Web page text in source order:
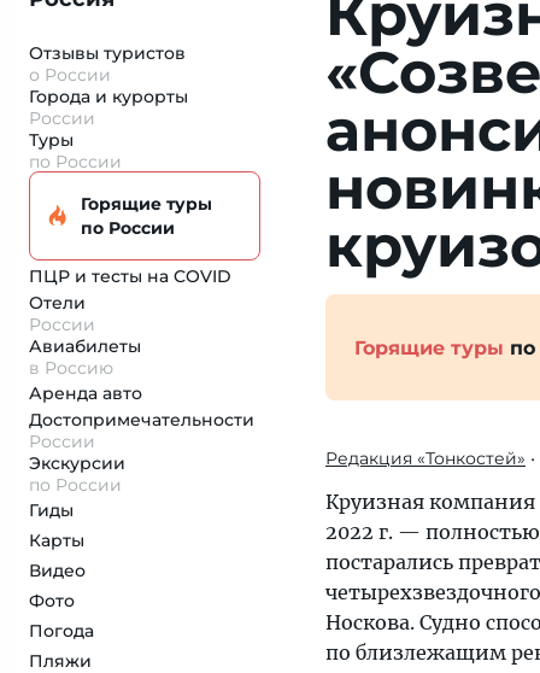
Отзывы туристов
о России
Города и курорты
России
Туры
по России
Горящие туры
по России
ПЦР и тесты на COVID
Отели
России
Авиабилеты
в Россию
Аренда авто
Достопримеча­тельности
России
Экскурсии
по России
Гиды
Карты
Видео
Фото
Погода
Пляжи
Горящие туры по
Редакция «Тонкостей»
Круизная компания
2022 г. —
постарались
Носкова. Судно
по близлежащим